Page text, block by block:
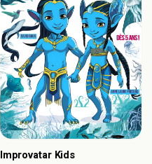
Improvatar Kids